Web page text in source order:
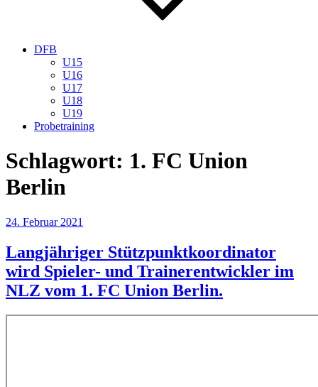
DFB
U15
U16
U17
U18
U19
Probetraining
Schlagwort: 1. FC Union
Berlin
Veröffentlicht
24. Februar 2021
Langjähriger Stützpunktkoordinator
wird Spieler- und Trainerentwickler im
NLZ vom 1. FC Union Berlin.